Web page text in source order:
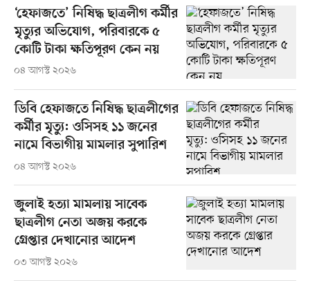
‘হেফাজতে’ নিষিদ্ধ ছাত্রলীগ কর্মীর
মৃত্যুর অভিযোগ, পরিবারকে ৫
কোটি টাকা ক্ষতিপূরণ কেন নয়
০৪ আগস্ট ২০২৬
ডিবি হেফাজতে নিষিদ্ধ ছাত্রলীগের
কর্মীর মৃত্যু: ওসিসহ ১১ জনের
নামে বিভাগীয় মামলার সুপারিশ
০৪ আগস্ট ২০২৬
জুলাই হত্যা মামলায় সাবেক
ছাত্রলীগ নেতা অজয় করকে
গ্রেপ্তার দেখানোর আদেশ
০৩ আগস্ট ২০২৬